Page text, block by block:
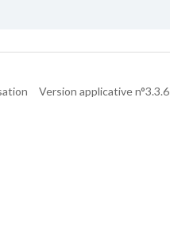
Version applicative n°3.3.6